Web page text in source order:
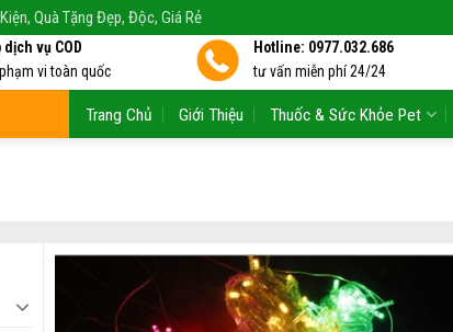
Quà Tặng Đẹp, Độc, Giá Rẻ
dịch vụ COD
vi toàn quốc
Hotline: 0977.032.686
tư vấn miễn phí 24/24
Trang Chủ Giới Thiệu Thuốc & Sức Khỏe Pet